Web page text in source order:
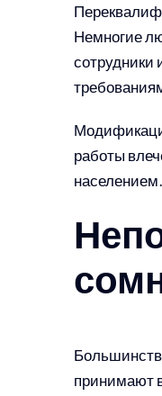
Немногие
работы
населением.
принимают